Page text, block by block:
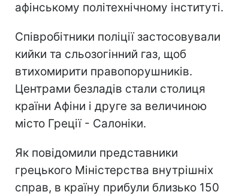
афінському політехнічному інституті.
Співробітники поліції застосовували
кийки та сльозогінний газ, щоб
втихомирити правопорушників.
Центрами безладів стали столиця
країни Афіни і друге за величиною
місто Греції - Салоніки.
Як повідомили представники
грецького Міністерства внутрішніх
справ, в країну прибули близько 150